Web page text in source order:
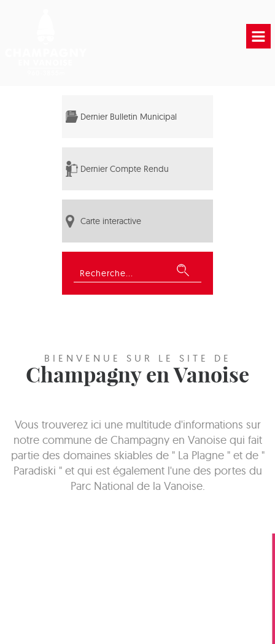
Dernier Bulletin Municipal
Dernier Compte Rendu
Carte interactive
Rechercher
BIENVENUE SUR LE SITE DE
Champagny en Vanoise
Vous trouverez ici une multitude d'informations sur
notre commune de Champagny en Vanoise qui fait
partie des domaines skiables de " La Plagne " et de "
Paradiski " et qui est également l'une des portes du
Parc National de la Vanoise.